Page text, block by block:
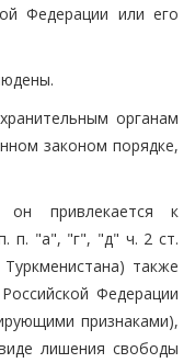
Федерации или его
органам
законом порядке,
привлекается к
п. "а", "г", "д" ч. 2 ст.
также
Федерации
признаками),
лишения свободы